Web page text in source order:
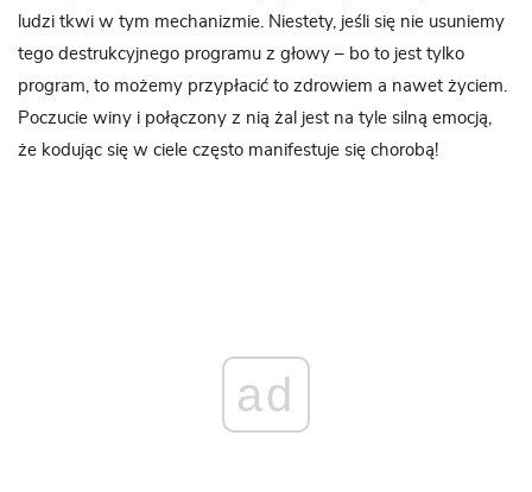
ludzi tkwi w tym mechanizmie. Niestety, jeśli się nie usuniemy
tego destrukcyjnego programu z głowy – bo to jest tylko
program, to możemy przypłacić to zdrowiem a nawet życiem.
Poczucie winy i połączony z nią żal jest na tyle silną emocją,
że kodując się w ciele często manifestuje się chorobą!
ad